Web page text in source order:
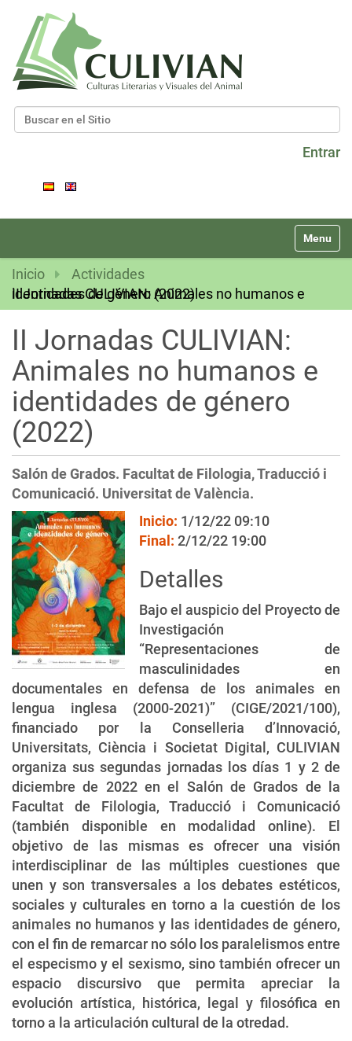
Buscar
Entrar
g
Toggle
Inicio
Actividades
II Jornadas CULIVIAN: Animales no humanos e identidades de género (2022)
II Jornadas CULIVIAN:
Animales no humanos e
identidades de género
(2022)
Salón de Grados. Facultat de Filologia, Traducció i
Comunicació. Universitat de València.
Inicio: 1/12/22 09:10
Final: 2/12/22 19:00
Detalles
Bajo el auspicio del Proyecto de
Investigación
“Representaciones de
masculinidades en
documentales en defensa de los animales en
lengua inglesa (2000-2021)” (CIGE/2021/100),
financiado por la Conselleria d’Innovació,
Universitats, Ciència i Societat Digital, CULIVIAN
organiza sus segundas jornadas los días 1 y 2 de
diciembre de 2022 en el Salón de Grados de la
Facultat de Filologia, Traducció i Comunicació
(también disponible en modalidad online). El
objetivo de las mismas es ofrecer una visión
interdisciplinar de las múltiples cuestiones que
unen y son transversales a los debates estéticos,
sociales y culturales en torno a la cuestión de los
animales no humanos y las identidades de género,
con el fin de remarcar no sólo los paralelismos entre
el especismo y el sexismo, sino también ofrecer un
espacio discursivo que permita apreciar la
evolución artística, histórica, legal y filosófica en
torno a la articulación cultural de la otredad.